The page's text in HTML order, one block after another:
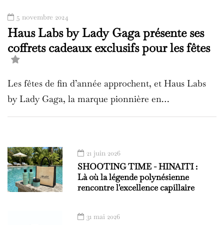
5 novembre 2024
Haus Labs by Lady Gaga présente ses
coffrets cadeaux exclusifs pour les fêtes
Les fêtes de fin d’année approchent, et Haus Labs
by Lady Gaga, la marque pionnière en…
21 juin 2026
SHOOTING TIME - HINAITI :
Là où la légende polynésienne
rencontre l'excellence capillaire
31 mai 2026